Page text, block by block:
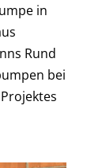
in
Rund
bei